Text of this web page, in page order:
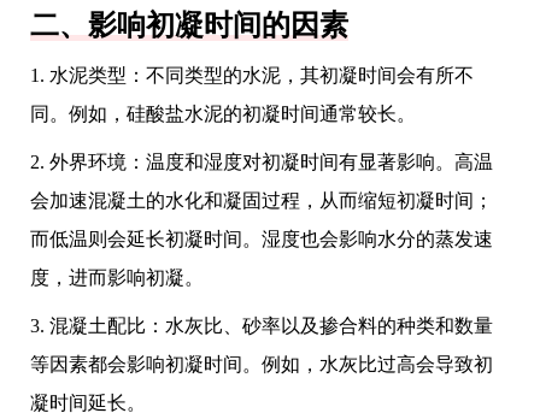
二、影响初凝时间的因素
1. 水泥类型：不同类型的水泥，其初凝时间会有所不
同。例如，硅酸盐水泥的初凝时间通常较长。
2. 外界环境：温度和湿度对初凝时间有显著影响。高温
会加速混凝土的水化和凝固过程，从而缩短初凝时间；
而低温则会延长初凝时间。湿度也会影响水分的蒸发速
度，进而影响初凝。
3. 混凝土配比：水灰比、砂率以及掺合料的种类和数量
等因素都会影响初凝时间。例如，水灰比过高会导致初
凝时间延长。